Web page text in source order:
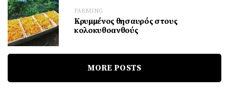
FARMING
Κρυμμένος θησαυρός στους
κολοκυθοανθούς
MORE POSTS